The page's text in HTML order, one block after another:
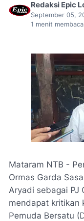
Redaksi Epic
September 05,
1 menit membaca
Mataram NTB -
Ormas Garda
Aryadi sebagai PJ
mendapat kritikan
Pemuda Bersatu